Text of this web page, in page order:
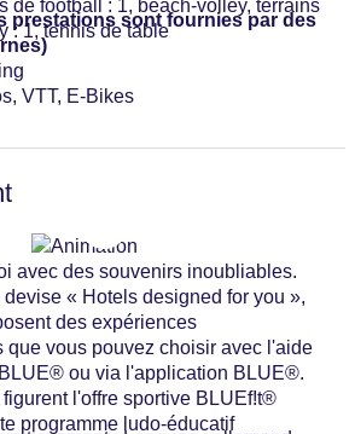
de football : 1, beach-volley, terrains
: 1, tennis de table
prestations sont fournies par des
VTT, E-Bikes
avec des souvenirs inoubliables.
« Hotels designed for you »,
des expériences
que vous pouvez choisir avec l'aide
ou via l'application BLUE®.
l'offre sportive BLUEf!t®
programme ludo-éducatif